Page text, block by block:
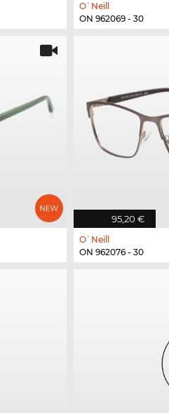
O`Neill
ON 962069 - 30
95,20 €
O`Neill
ON 962076 - 30